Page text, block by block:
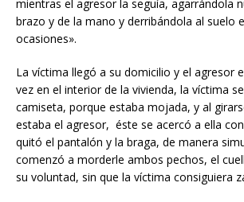
mientras el agresor la seguía, agarrándola
brazo y de la mano y derribándola al suelo
ocasiones».
La víctima llegó a su domicilio y el agresor
vez en el interior de la vivienda, la víctima
camiseta, porque estaba mojada, y al
estaba el agresor, éste se acercó a ella
quitó el pantalón y la braga, de manera
comenzó a morderle ambos pechos, el
su voluntad, sin que la víctima consiguiera